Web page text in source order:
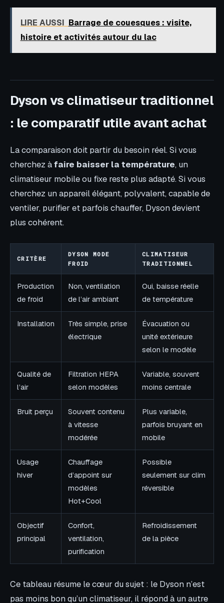
LIRE AUSSI Barrage de couesques : visite,
histoire et activités autour du lac
Dyson vs climatiseur traditionnel
: le comparatif utile avant achat
La comparaison doit partir du besoin réel. Si vous
cherchez àfaire baisser la température, un
climatiseur mobile ou fixe reste plus adapté. Si vous
cherchez un appareil élégant, polyvalent, capable de
ventiler, purifier et parfois chauffer, Dyson devient
plus cohérent.
CRITÈRE
DYSON MODE
FROID
CLIMATISEUR
TRADITIONNEL
Production
de froid
Non, ventilation
de l’air ambiant
Oui, baisse réelle
de température
Installation
Très simple, prise
électrique
Évacuation ou
unité extérieure
selon le modèle
Qualité de
l’air
Filtration HEPA
selon modèles
Variable, souvent
moins centrale
Bruit perçu
Souvent contenu
à vitesse
modérée
Plus variable,
parfois bruyant en
mobile
Usage
hiver
Chauffage
d’appoint sur
modèles
Hot+Cool
Possible
seulement sur clim
réversible
Objectif
principal
Confort,
ventilation,
purification
Refroidissement
de la pièce
Ce tableau résume le cœur du sujet : le Dyson n’est
pas moins bon qu’un climatiseur, il répond à un autre